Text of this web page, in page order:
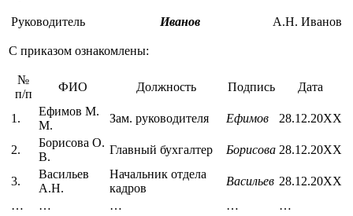
Руководитель Иванов А.Н. Иванов
С приказом ознакомлены:
№
п/п
ФИО Должность Подпись Дата
1.
Ефимов М.
М.
Зам. руководителя Ефимов 28.12.20ХХ
2.
Борисова О.
В.
Главный бухгалтер Борисова 28.12.20ХХ
3.
Васильев
А.Н.
Начальник отдела
кадров
Васильев 28.12.20ХХ
…
… … …
…